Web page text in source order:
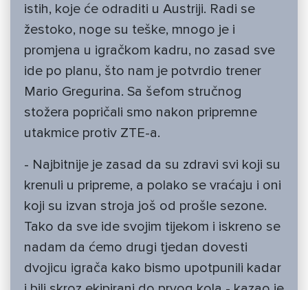
istih, koje će odraditi u Austriji. Radi se
žestoko, noge su teške, mnogo je i
promjena u igračkom kadru, no zasad sve
ide po planu, što nam je potvrdio trener
Mario Gregurina. Sa šefom stručnog
stožera popričali smo nakon pripremne
utakmice protiv ZTE-a.
- Najbitnije je zasad da su zdravi svi koji su
krenuli u pripreme, a polako se vraćaju i oni
koji su izvan stroja još od prošle sezone.
Tako da sve ide svojim tijekom i iskreno se
nadam da ćemo drugi tjedan dovesti
dvojicu igrača kako bismo upotpunili kadar